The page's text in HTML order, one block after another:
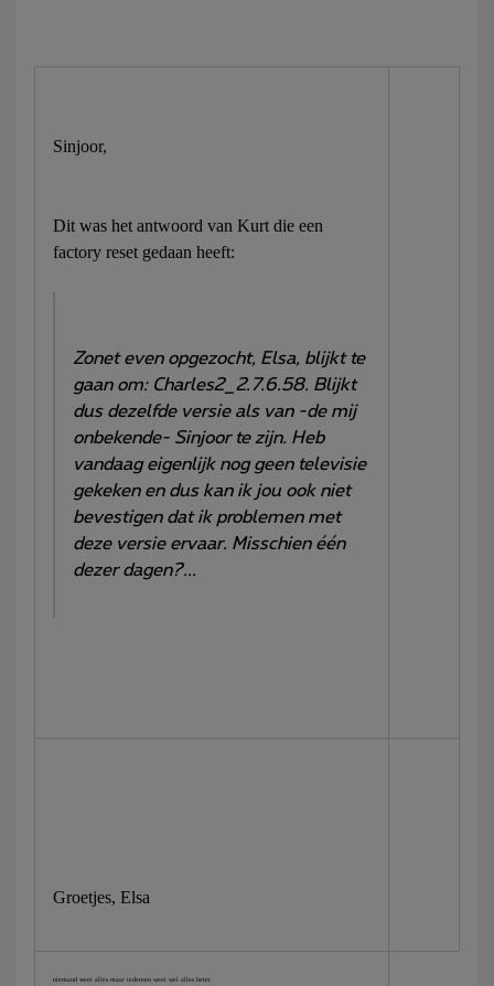
Sinjoor,
Dit was het antwoord van Kurt die een
factory reset gedaan heeft:
Zonet even opgezocht, Elsa, blijkt te
gaan om: Charles2_2.7.6.58. Blijkt
dus dezelfde versie als van -de mij
onbekende- Sinjoor te zijn. Heb
vandaag eigenlijk nog geen televisie
gekeken en dus kan ik jou ook niet
bevestigen dat ik problemen met
deze versie ervaar. Misschien één
dezer dagen?...
Groetjes, Elsa
niemand weet alles maar iedereen weet wel alles beter